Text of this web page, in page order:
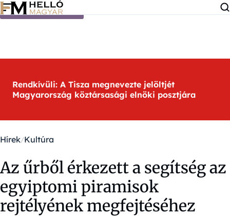
Ugrás a tartalomra
Rendkívüli: A Tisza megnevezte jelöltjét
Magyarország köztársasági elnöki posztjára
Hírek Kultúra
Az űrből érkezett a segítség az
egyiptomi piramisok
rejtélyének megfejtéséhez